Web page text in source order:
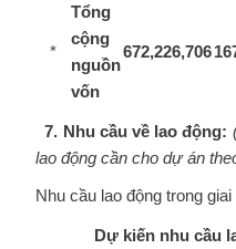
*
Tổng
cộng
nguồn
vốn
672,226,706
7. Nhu cầu về lao động:
lao động cần cho dự án
Nhu cầu lao động trong
Dự kiến nhu cầu